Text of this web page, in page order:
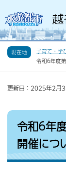
現在地 子育て・学
令和6年度
更新日：2025年2月
令和6年
開催につ